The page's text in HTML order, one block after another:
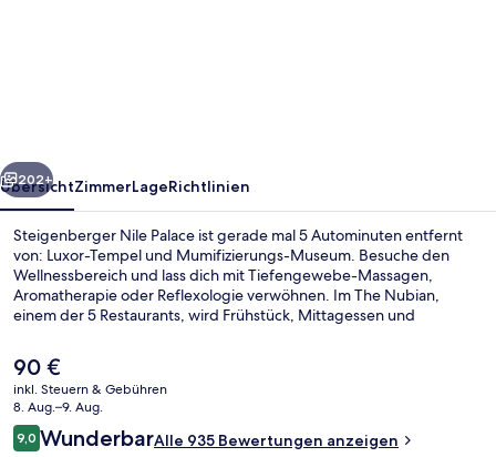
Weiter
202+
ÜbersichtZimmerLageRichtlinien
Steigenberger Nile Palace ist gerade mal 5 Autominuten entfernt
von: Luxor-Tempel und Mumifizierungs-Museum. Besuche den
Wellnessbereich und lass dich mit Tiefengewebe-Massagen,
Aromatherapie oder Reflexologie verwöhnen. Im The Nubian,
einem der 5 Restaurants, wird Frühstück, Mittagessen und
luxuriösen Stil 2 Außenpools, eine Poolbar und ein Fitnesscenter.
Anderen Reisenden gefallen das hilfsbereite Personal und der
allgemeine Zustand.
Der
aktuelle
Preis
beträgt
90 €.
90 €
inkl. Steuern & Gebühren
8. Aug.–9. Aug.
Bewertungen
9,09,0 von 10.
WunderbarAlle 935 Bewertungen anzeigen